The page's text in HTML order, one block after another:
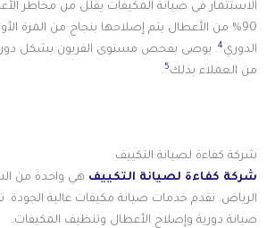
الاستثمار في صيانة المكيفات يقلل من مخاطر
90% من الأعطال يتم إصلاحها بنجاح من المرة
الدوري4
من العملاء بذلك5
.
شركة كفاءة لصيانة التكييف
شركة كفاءة لصيانة التكييف هي واحدة من
الرياض. تقدم خدمات صيانة مكيفات عالية
صيانة دورية وإصلاح الأعطال وتنظيف المكيفات.